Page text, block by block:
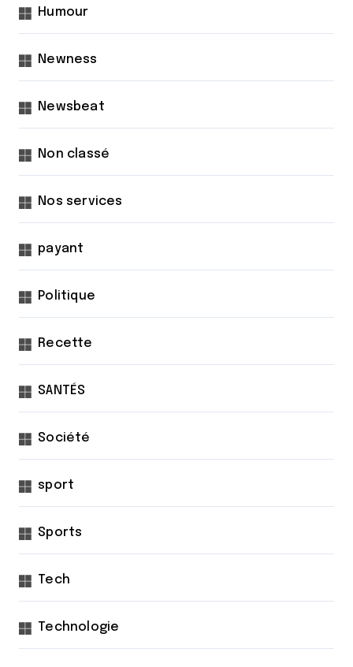
Humour
Newness
Newsbeat
Non classé
Nos services
payant
Politique
Recette
SANTÉS
Société
sport
Sports
Tech
Technologie